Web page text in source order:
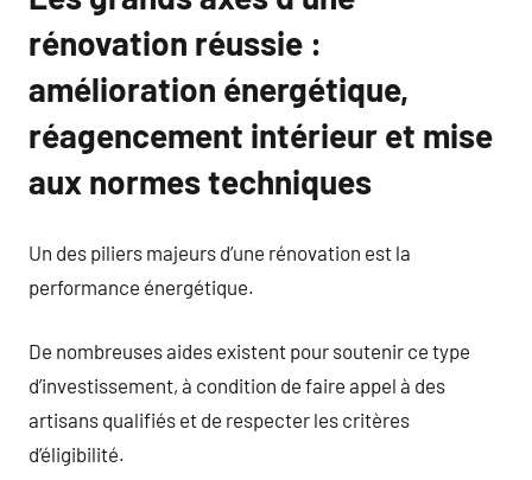
rénovation réussie :
amélioration énergétique,
réagencement intérieur et mise
aux normes techniques
Un des piliers majeurs d’une rénovation est la
performance énergétique.
De nombreuses aides existent pour soutenir ce type
d’investissement, à condition de faire appel à des
artisans qualifiés et de respecter les critères
d’éligibilité.